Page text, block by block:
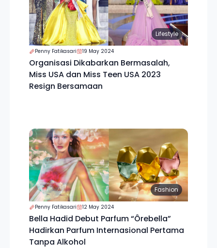
Lifestyle
Penny Fatikasari 19 May 2024
Organisasi Dikabarkan Bermasalah,
Miss USA dan Miss Teen USA 2023
Resign Bersamaan
Fashion
Penny Fatikasari 12 May 2024
Bella Hadid Debut Parfum “Ôrebella”
Hadirkan Parfum Internasional Pertama
Tanpa Alkohol